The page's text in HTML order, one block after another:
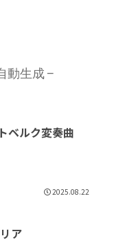
動生成
ベルク変奏曲
2025.08.22
ア